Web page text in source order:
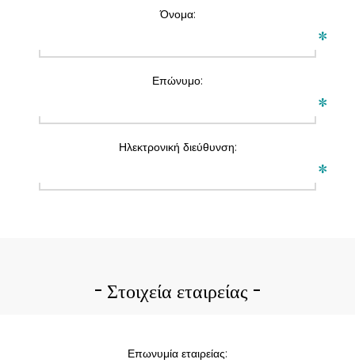
Όνομα:
*
Επώνυμο:
*
Ηλεκτρονική διεύθυνση:
*
Στοιχεία εταιρείας
Επωνυμία εταιρείας: